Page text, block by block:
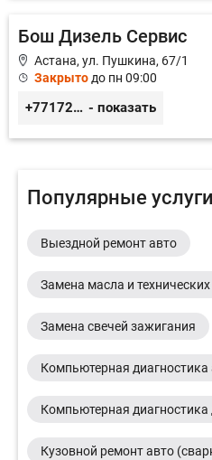
Бош Дизель Сервис
Астана, ул. Пушкина, 67/1
Закрыто до пн 09:00
+77172677103 - показать
Популярные услуги
Выездной ремонт авто
Замена масла и
Замена свечей зажигания
Компьютерная диагностика
Компьютерная диагностика
Кузовной ремонт авто